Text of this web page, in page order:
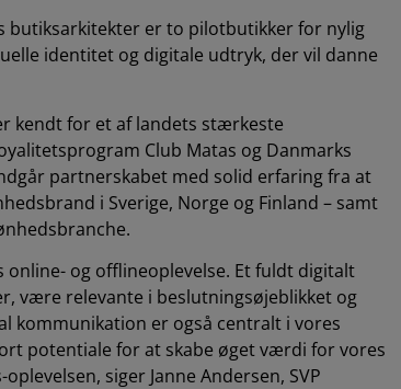
butiksarkitekter er to pilotbutikker for nylig
identitet og digitale udtryk, der vil danne
kendt for et af landets stærkeste
Club Matas og Danmarks
partnerskabet med solid erfaring fra at
i Sverige, Norge og Finland – samt
og offlineoplevelse. Et fuldt digitalt
være relevante i beslutningsøjeblikket og
kommunikation er også centralt i vores
potentiale for at skabe øget værdi for vores
siger Janne Andersen, SVP